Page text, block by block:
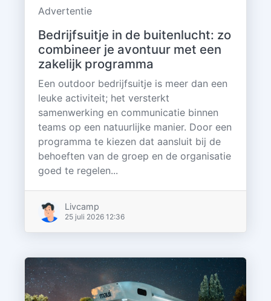
Advertentie
Bedrijfsuitje in de buitenlucht: zo
combineer je avontuur met een
zakelijk programma
Een outdoor bedrijfsuitje is meer dan een
leuke activiteit; het versterkt
samenwerking en communicatie binnen
teams op een natuurlijke manier. Door een
programma te kiezen dat aansluit bij de
behoeften van de groep en de organisatie
goed te regelen...
Livcamp
25 juli 2026 12:36